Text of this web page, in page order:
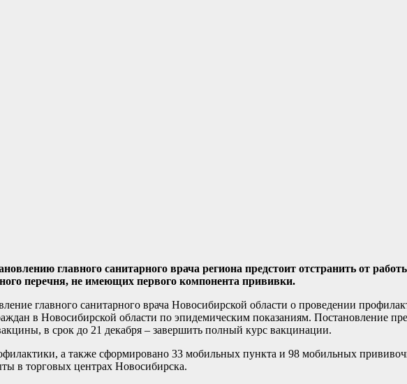
главного санитарного врача региона предстоит отстранить от
перечня, не имеющих первого компонента прививки.
главного санитарного врача Новосибирской области о проведении
в Новосибирской области по эпидемическим показаниям. Постановление
в срок до 21 декабря – завершить полный курс вакцинации.
а также сформировано 33 мобильных пункта и 98 мобильных
в торговых центрах Новосибирска.